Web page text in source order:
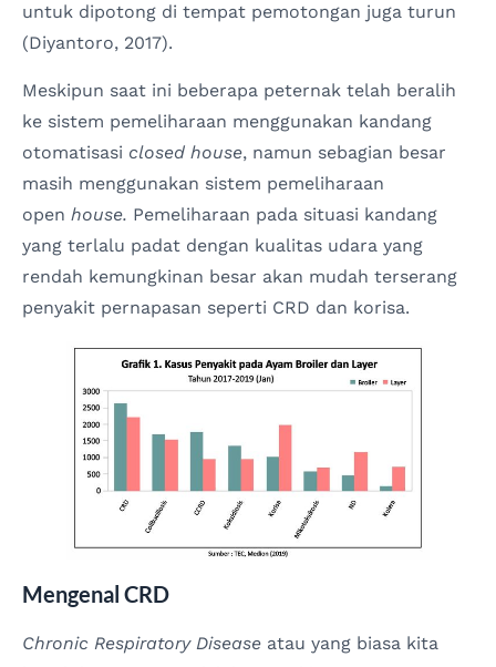
untuk dipotong di tempat pemotongan juga turun
(Diyantoro, 2017).
Meskipun saat ini beberapa peternak telah beralih
ke sistem pemeliharaan menggunakan kandang
otomatisasi closed house, namun sebagian besar
masih menggunakan sistem pemeliharaan
open house. Pemeliharaan pada situasi kandang
yang terlalu padat dengan kualitas udara yang
rendah kemungkinan besar akan mudah terserang
penyakit pernapasan seperti CRD dan korisa.
Mengenal CRD
Chronic Respiratory Disease atau yang biasa kita